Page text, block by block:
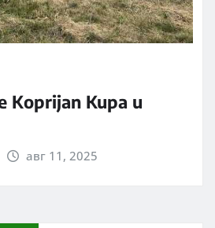
Koprijan Kupa u
авг 11, 2025